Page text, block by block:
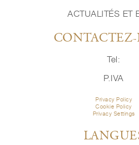
ACTUALITÉS ET
Tel:
P.IVA
Privacy Policy
Cookie Policy
Privacy Settings